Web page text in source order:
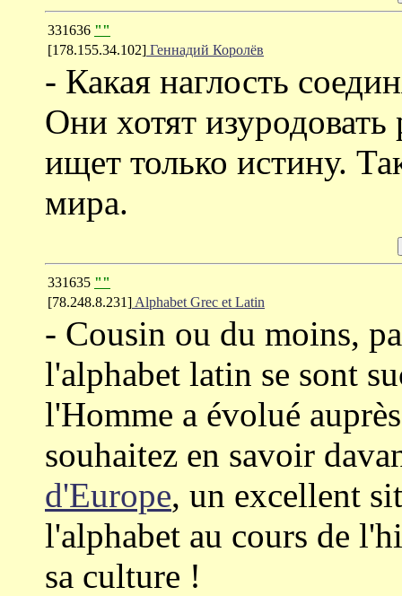
331636 ""
[178.155.34.102] Геннадий Королёв
- Какая наглость
Они хотят
ищет только истину.
мира.
331635 ""
[78.248.8.231] Alphabet Grec et Latin
- Cousin ou du moins,
l'alphabet latin se sont
l'Homme a évolué
souhaitez en savoir
d'Europe, un excellent
l'alphabet au cours de
sa culture !